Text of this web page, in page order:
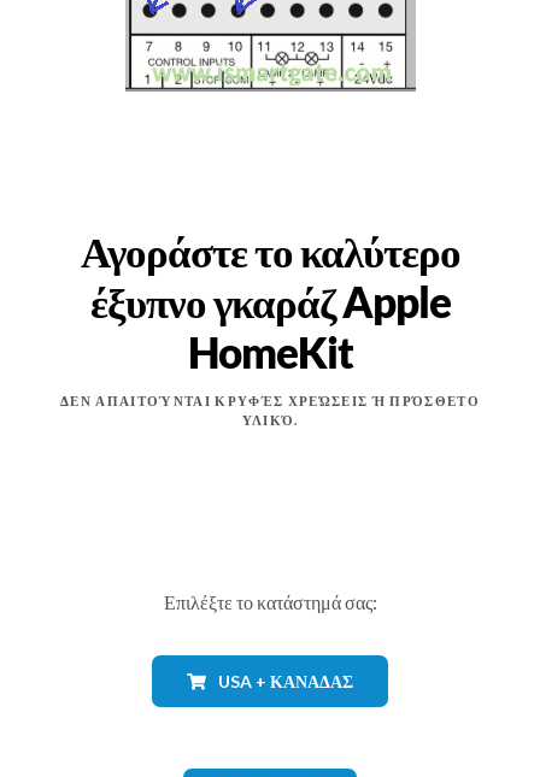
Αγοράστε το καλύτερο
έξυπνο γκαράζ Apple
HomeKit
ΔΕΝ ΑΠΑΙΤΟΎΝΤΑΙ ΚΡΥΦΈΣ ΧΡΕΏΣΕΙΣ Ή ΠΡΌΣΘΕΤΟ
ΥΛΙΚΌ.
Επιλέξτε το κατάστημά σας:
USA + ΚΑΝΑΔΆΣ